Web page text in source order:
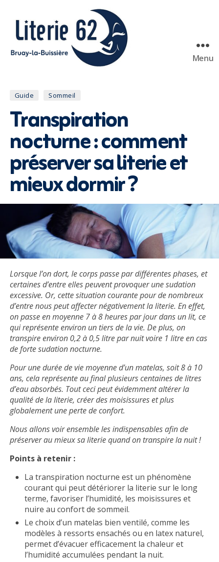
Bruay
Menu
Guide Sommeil
Transpiration
nocturne : comment
préserver sa literie et
mieux dormir ?
Lorsque l’on dort, le corps passe par différentes phases, et
certaines d’entre elles peuvent provoquer une sudation
excessive. Or, cette situation courante pour de nombreux
d’entre nous peut affecter négativement la literie. En effet,
on passe en moyenne 7 à 8 heures par jour dans un lit, ce
qui représente environ un tiers de la vie. De plus, on
transpire environ 0,2 à 0,5 litre par nuit voire 1 litre en cas
de forte sudation nocturne.
Pour une durée de vie moyenne d’un matelas, soit 8 à 10
ans, cela représente au final plusieurs centaines de litres
d’eau absorbés. Tout ceci peut évidemment altérer la
qualité de la literie, créer des moisissures et plus
globalement une perte de confort.
Nous allons voir ensemble les indispensables afin de
préserver au mieux sa literie quand on transpire la nuit !
Points à retenir :
La transpiration nocturne est un phénomène
courant qui peut détériorer la literie sur le long
terme, favoriser l’humidité, les moisissures et
nuire au confort de sommeil.
Le choix d’un matelas bien ventilé, comme les
modèles à ressorts ensachés ou en latex naturel,
permet d’évacuer efficacement la chaleur et
l’humidité accumulées pendant la nuit.